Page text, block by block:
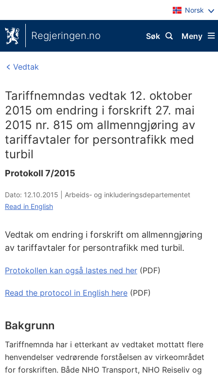
Norsk
Regjeringen.no Meny
Søk
Vedtak
Tariffnemndas vedtak 12. oktober
2015 om endring i forskrift 27. mai
2015 nr. 815 om allmenngjøring av
tariffavtaler for persontrafikk med
turbil
Protokoll 7/2015
Dato: 12.10.2015
Arbeids- og inkluderingsdepartementet
Read in English
Vedtak om endring i forskrift om allmenngjøring
av tariffavtaler for persontrafikk med turbil.
Protokollen kan også lastes ned her (PDF)
Read the protocol in English here (PDF)
Bakgrunn
Tariffnemnda har i etterkant av vedtaket mottatt flere
henvendelser vedrørende forståelsen av virkeområdet
for forskriften. Både NHO Transport, NHO Reiseliv og